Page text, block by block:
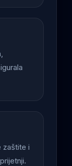
zaštite i